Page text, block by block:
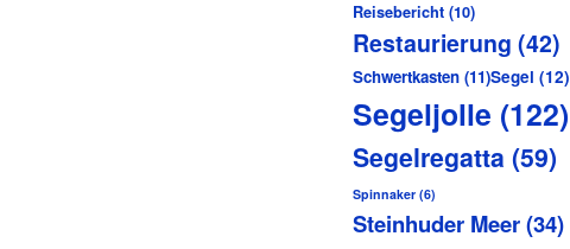
Reisebericht (10)
Restaurierung (42)
Schwertkasten (11)Segel (12)
Segeljolle (122)
Segelregatta (59)
Spinnaker (6)
Steinhuder Meer(34)